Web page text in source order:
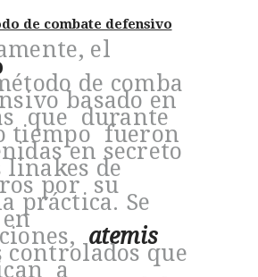
de combate defensivo
el
de comba
basado en
que durante
tiempo fueron
en secreto
linakes de
por su
práctica. Se
atemis
controlados que
a